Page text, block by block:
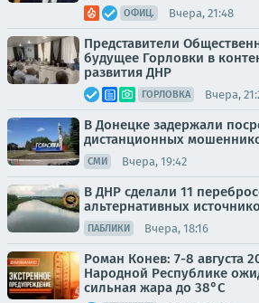
ОФИЦ. Вчера, 21:48
Представители
будущее Горловки в
развития ДНР
ГОРЛОВКА Вчера,
В Донецке задержали
дистанционных
СМИ Вчера, 19:42
В ДНР сделали 11
альтернативных
ПАБЛИКИ Вчера, 18:16
Роман Конев: 7-8 августа
Народной Республике
сильная жара до 38°С